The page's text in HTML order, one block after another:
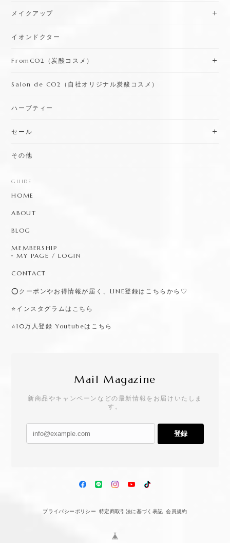
メイクアップ
イオンドクター
FromCO2（炭酸コスメ）
Salon de CO2（自社オリジナル炭酸コスメ）
ハーブティー
セール
その他
GUIDE
HOME
ABOUT
BLOG
MEMBERSHIP
MY PAGE / LOGIN
CONTACT
⭕️クーポンやお得情報が届く、LINE登録はこちらから♡
⭐️インスタグラムはこちら
⭐️10万人登録 Youtubeはこちら
Mail Magazine
新商品やキャンペーンなどの最新情報をお届けいたしま
す。
登録
プライバシーポリシー 特定商取引法に基づく表記 会員規約